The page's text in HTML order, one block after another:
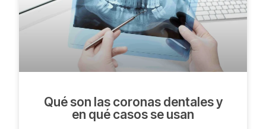
Qué son las coronas dentales y
en qué casos se usan